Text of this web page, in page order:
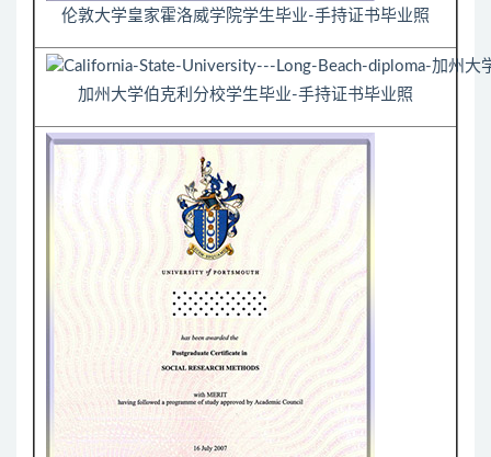
伦敦大学皇家霍洛威学院学生毕业-手持证书毕业照
加州大学伯克利分校学生毕业-手持证书毕业照